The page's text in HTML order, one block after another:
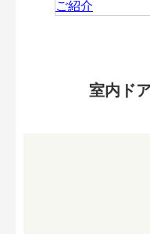
室内ド